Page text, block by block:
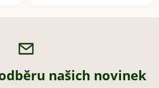
našich novinek